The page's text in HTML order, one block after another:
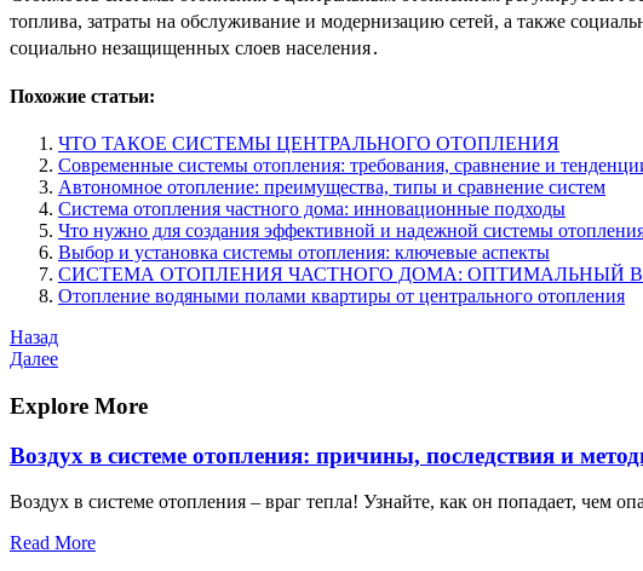
топлива, затраты на обслуживание и модернизацию сетей, а также
социально незащищенных слоев населения․
Похожие статьи:
ЧТО ТАКОЕ СИСТЕМЫ ЦЕНТРАЛЬНОГО ОТОПЛЕНИЯ
Современные системы отопления: требования, сравнение и
Автономное отопление: преимущества, типы и сравнение систем
Система отопления частного дома: инновационные подходы
Что нужно для создания эффективной и надежной системы
Выбор и установка системы отопления: ключевые аспекты
СИСТЕМА ОТОПЛЕНИЯ ЧАСТНОГО ДОМА: ОПТИМАЛЬНЫЙ
Отопление водяными полами квартиры от центрального отопления
Навигация
по
записям
Предыдущая
запись
Назад
Следующая
Далее
Explore More
Воздух в системе отопления: причины, последствия и
Воздух в системе отопления – враг тепла! Узнайте, как он попадает, чем
Read More